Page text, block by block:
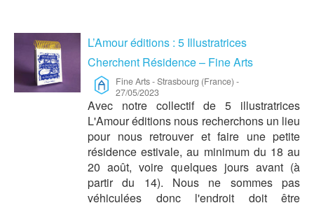
L’Amour éditions : 5 Illustratrices
Cherchent Résidence – Fine Arts
Fine Arts-Strasbourg (France) -
27/05/2023
Avec notre collectif de 5 illustratrices
L'Amour éditions nous recherchons un lieu
pour nous retrouver et faire une petite
résidence estivale, au minimum du 18 au
20 août, voire quelques jours avant (à
partir du 14). Nous ne sommes pas
véhiculées donc l'endroit doit être